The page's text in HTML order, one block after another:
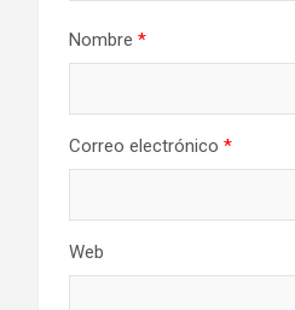
Nombre *
Correo electrónico *
Web